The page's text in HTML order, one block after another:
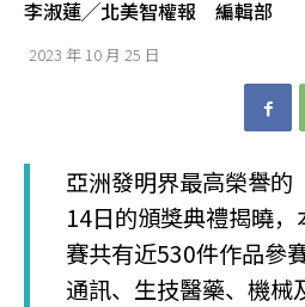
李淑蓮╱北美智權報 編輯部
2023 年 10 月 25 日
亞洲發明界最高榮譽的
14日的頒獎典禮揭曉
賽共有近530件作品參
通訊、生技醫藥、機械